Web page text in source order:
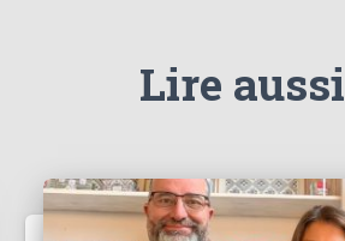
Lire aussi